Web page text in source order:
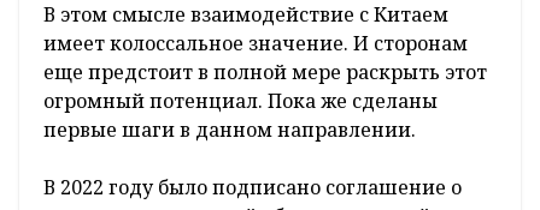
В этом смысле взаимодействие с Китаем
имеет колоссальное значение. И сторонам
еще предстоит в полной мере раскрыть этот
огромный потенциал. Пока же сделаны
первые шаги в данном направлении.
В 2022 году было подписано соглашение о